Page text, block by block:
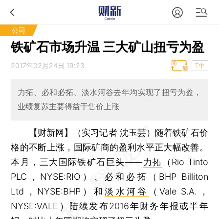
公司
铁矿石市场升温 三大矿山扭亏为盈
2017年02月24日 19:23 T中
力拓、必和必拓、淡水河谷去年均实现了扭亏为盈，
业绩复苏主要得益于售价上涨
【财新网】（实习记者 沈玉芸） 随着铁矿石价
格的不断上涨，国际矿商的盈利水平正大幅改善。
本月，三大国际铁矿石巨头——力拓
（Rio Tinto
PLC，NYSE:RIO）、 必和必拓
（BHP Billiton
Ltd，NYSE:BHP）和淡水河谷
（Vale S.A.，
NYSE:VALE）陆续发布2016年财务年报或半年